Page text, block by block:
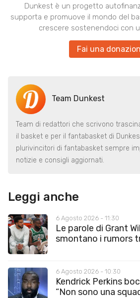
Dunkest è un progetto
supporta e promuove il mondo del
crescere sostenendoci con
Fai una
Team Dunkest
Team di redattori che scrivono
il basket e per il fantabasket di
plurivincitori di fantabasket sempre
notizie e consigli aggiornati.
Leggi anche
6 Agosto 2026 - 11:30
Le parole di Grant
smontano i rumors
6 Agosto 2026 - 10:30
Kendrick Perkins
“Non sono una